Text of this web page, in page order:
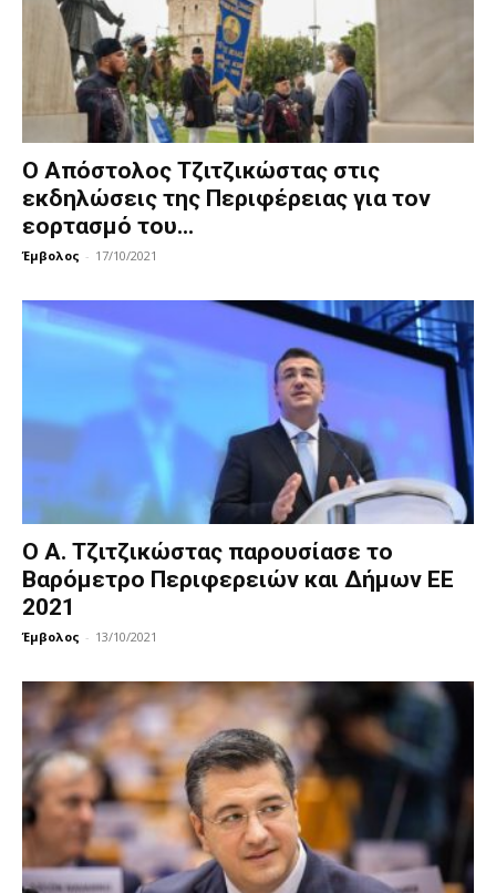
Ο Απόστολος Τζιτζικώστας στις
εκδηλώσεις της Περιφέρειας για τον
εορτασμό του...
Έμβολος - 17/10/2021
Ο Α. Τζιτζικώστας παρουσίασε το
Βαρόμετρο Περιφερειών και Δήμων ΕΕ
2021
Έμβολος - 13/10/2021